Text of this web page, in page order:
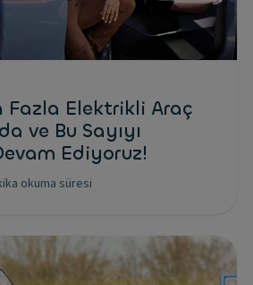
Fazla Elektrikli Araç
ve Bu Sayıyı
Ediyoruz!
okuma süresi